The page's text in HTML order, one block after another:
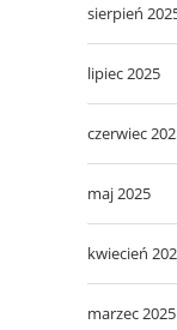
sierpień
lipiec 2025
czerwiec
maj 2025
kwiecień
marzec 2025